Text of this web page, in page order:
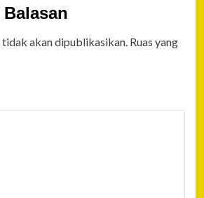
akan dipublikasikan. Ruas yang